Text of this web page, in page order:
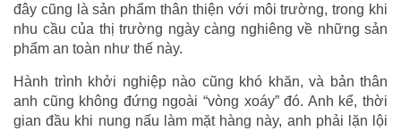
đây cũng là sản phẩm thân thiện với môi trường, trong khi
nhu cầu của thị trường ngày càng nghiêng về những sản
phẩm an toàn như thế này.
Hành trình khởi nghiệp nào cũng khó khăn, và bản thân
anh cũng không đứng ngoài “vòng xoáy” đó. Anh kể, thời
gian đầu khi nung nấu làm mặt hàng này, anh phải lặn lội